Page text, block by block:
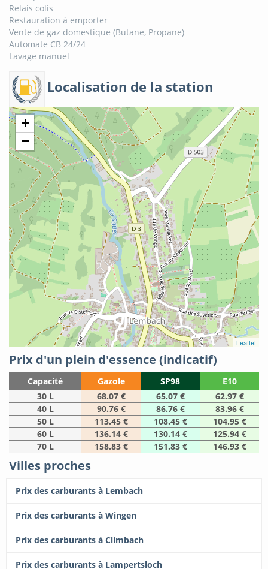
Relais colis
Restauration à emporter
Vente de gaz domestique (Butane, Propane)
Automate CB 24/24
Lavage manuel
Localisation de la station
+
−
Leaflet
Prix d'un plein d'essence (indicatif)
Capacité Gazole SP98
E10
30 L
68.07 € 65.07 €
62.97 €
40 L
90.76 € 86.76 €
83.96 €
50 L
113.45 € 108.45 €
104.95 €
60 L
136.14 € 130.14 €
125.94 €
70 L
158.83 € 151.83 € 146.93 €
Villes proches
Prix des carburants à Lembach
Prix des carburants à Wingen
Prix des carburants à Climbach
Prix des carburants à Lampertsloch